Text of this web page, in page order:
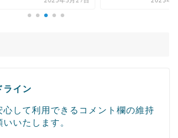
ライン
心して利用できるコメント欄の維持
いたします。